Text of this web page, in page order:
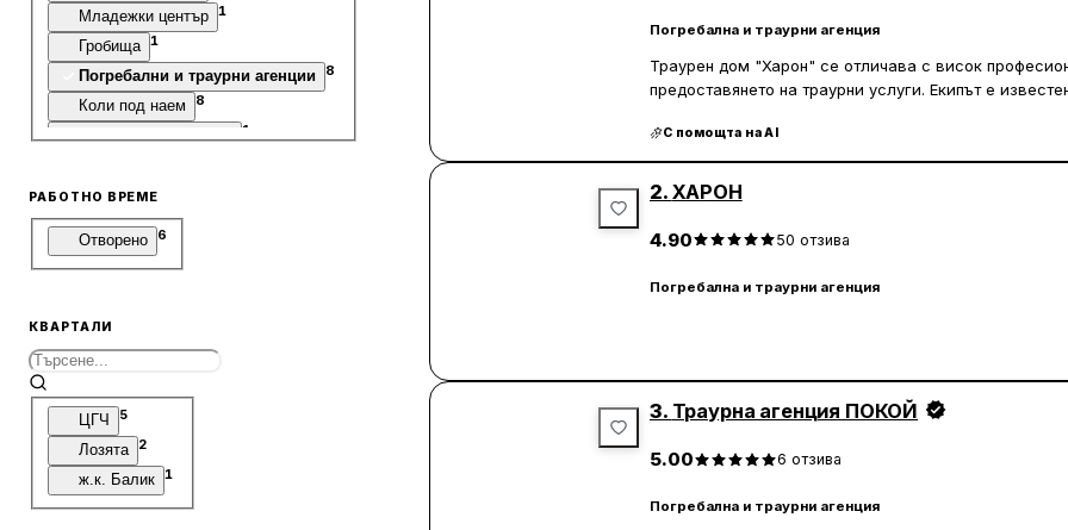
Младежки център 1
Гробища 1
Погребални и траурни агенции 8
Коли под наем 8
1
Увеселителни паркове
Стадиони 1
Зали 3
Винарни 1
Ферми
Фабрики и заводи
Машиностроене
РАБОТНО ВРЕМЕ
Отворено 6
КВАРТАЛИ
ЦГЧ 5
Лозята 2
ж.к. Балик 1
Погребална и траурни агенция
Траурен дом "Харон" се отличава с висок
предоставянето на траурни услуги. Екипът е
предлагат цялостна помощ, включително
необходимите документи, като смъртен акт.
към всеки детайл от процеса. Възможността да
емпатията, с които са били посрещнати. Траурен
С помощта на AI
2. ХАРОН
4.90 50 отзива
Погребална и траурни агенция
3. Траурна агенция ПОКОЙ
5.00 6 отзива
Погребална и траурни агенция